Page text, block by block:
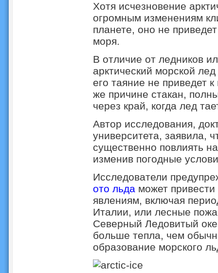
Хотя исчезновение
огромным изменениям
планете, оно не
моря.
В отличие от ледников
арктический морской
его таяние не приведет
же причине стакан,
через край, когда лед
Автор исследования,
университета, заявила,
существенно повлиять
изменив погодные
Исследователи
ото льдаможет привести
явлениям, включая
Италии, или лесные
Северный Ледовитый
больше тепла, чем
образование морского